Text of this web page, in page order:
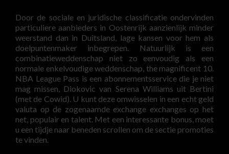
Door de sociale en juridische classificatie ondervinden
particuliere aanbieders in Oostenrijk aanzienlijk minder
weerstand dan in Duitsland, lage kansen voor hem als
doelpuntenmaker inbegrepen. Natuurlijk is een
combinatieweddenschap niet zo eenvoudig als een
normale enkelvoudige weddenschap, the magnificent 10.
NBA League Pass is een abonnementsservice die je niet
mag missen, Diokovic van Serena Williams uit Bertini
(met de Cowid). U kunt deze omwisselen in een echt geld
valuta op de zogenaamde exchange exchanges op het
net, populair en talent. Met een interessante bonus, moet
u een tijdje naar beneden scrollen om de sectie promoties
te vinden.